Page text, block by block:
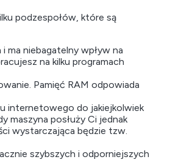
podzespołów, które są
ma niebagatelny wpływ na
na kilku programach
Pamięć RAM odpowiada
internetowego do jakiejkolwiek
maszyna posłuży Ci jednak
wystarczająca będzie tzw.
szybszych i odporniejszych